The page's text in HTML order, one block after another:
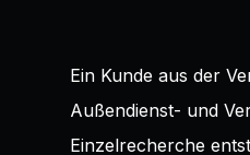
Ein Kunde aus der
Außendienst- und
Einzelrecherche